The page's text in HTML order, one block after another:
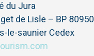
du Jura
de Lisle – BP 80950
le-saunier Cedex